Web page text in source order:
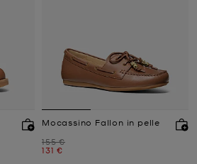
Mocassino Fallon in pelle
Prezzo iniziale
155 €
Prezzo attuale
131 €